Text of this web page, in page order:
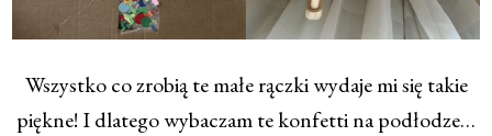
Wszystko co zrobią te małe rączki wydaje mi się takie
piękne! I dlatego wybaczam te konfetti na podłodze…